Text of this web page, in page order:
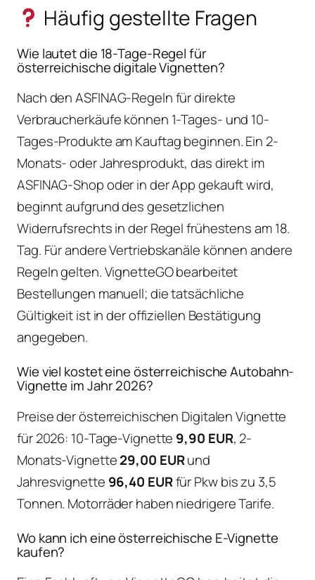
Häufig gestellte Fragen
Wie lautet die 18-Tage-Regel für
österreichische digitale Vignetten?
Nach den ASFINAG-Regeln für direkte
Verbraucherkäufe können 1-Tages- und 10-
Tages-Produkte am Kauftag beginnen. Ein 2-
Monats- oder Jahresprodukt, das direkt im
ASFINAG-Shop oder in der App gekauft wird,
beginnt aufgrund des gesetzlichen
Widerrufsrechts in der Regel frühestens am 18.
Tag. Für andere Vertriebskanäle können andere
Regeln gelten. VignetteGO bearbeitet
Bestellungen manuell; die tatsächliche
Gültigkeit ist in der offiziellen Bestätigung
angegeben.
Wie viel kostet eine österreichische Autobahn-
Vignette im Jahr 2026?
Preise der österreichischen Digitalen Vignette
für 2026: 10-Tage-Vignette 9,90 EUR, 2-
Monats-Vignette29,00 EURund
Jahresvignette 96,40 EURfür Pkw bis zu 3,5
Tonnen. Motorräder haben niedrigere Tarife.
Wo kann ich eine österreichische E-Vignette
kaufen?